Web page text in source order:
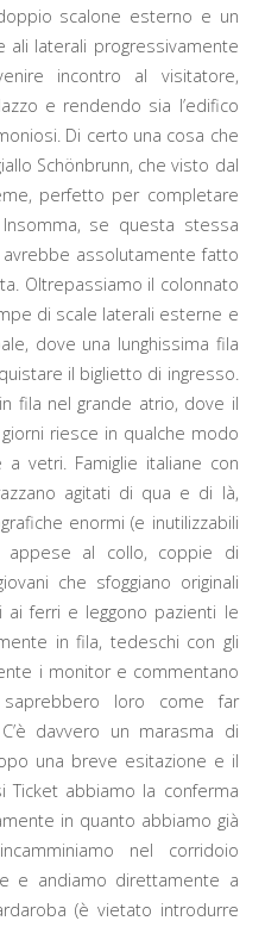
scalone esterno e un
ali laterali progressivamente
incontro al visitatore,
e rendendo sia l’edifico
Di certo una cosa che
Schönbrunn, che visto dal
perfetto per completare
se questa stessa
assolutamente fatto
Oltrepassiamo il colonnato
di scale laterali esterne e
dove una lunghissima fila
il biglietto di ingresso.
in fila nel grande atrio, dove il
riesce in qualche modo
vetri. Famiglie italiane con
agitati di qua e di là,
enormi (e inutilizzabili
appese al collo, coppie di
che sfoggiano originali
ai ferri e leggono pazienti le
in fila, tedeschi con gli
i monitor e commentano
loro come far
davvero un marasma di
una breve esitazione e il
Ticket abbiamo la conferma
in quanto abbiamo già
nel corridoio
e andiamo direttamente a
(è vietato introdurre